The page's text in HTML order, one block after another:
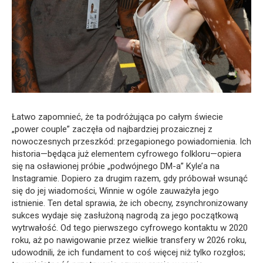
Łatwo zapomnieć, że ta podróżująca po całym świecie
„power couple” zaczęła od najbardziej prozaicznej z
nowoczesnych przeszkód: przegapionego powiadomienia. Ich
historia—będąca już elementem cyfrowego folkloru—opiera
się na osławionej próbie „podwójnego DM-a” Kyle’a na
Instagramie. Dopiero za drugim razem, gdy próbował wsunąć
się do jej wiadomości, Winnie w ogóle zauważyła jego
istnienie. Ten detal sprawia, że ich obecny, zsynchronizowany
sukces wydaje się zasłużoną nagrodą za jego początkową
wytrwałość. Od tego pierwszego cyfrowego kontaktu w 2020
roku, aż po nawigowanie przez wielkie transfery w 2026 roku,
udowodnili, że ich fundament to coś więcej niż tylko rozgłos;